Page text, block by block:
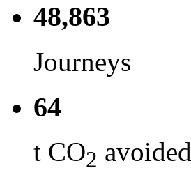
48,863
Journeys
64
t CO2 avoided